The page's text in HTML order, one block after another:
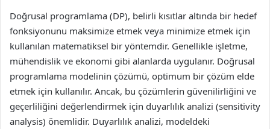
Doğrusal programlama (DP), belirli kısıtlar altında bir hedef
fonksiyonunu maksimize etmek veya minimize etmek için
kullanılan matematiksel bir yöntemdir. Genellikle işletme,
mühendislik ve ekonomi gibi alanlarda uygulanır. Doğrusal
programlama modelinin çözümü, optimum bir çözüm elde
etmek için kullanılır. Ancak, bu çözümlerin güvenilirliğini ve
geçerliliğini değerlendirmek için duyarlılık analizi (sensitivity
analysis) önemlidir. Duyarlılık analizi, modeldeki